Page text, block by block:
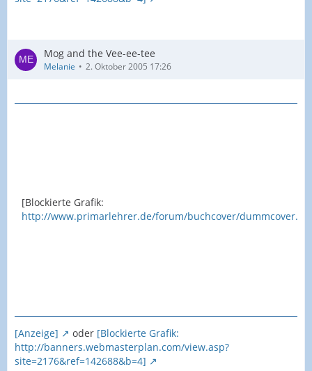
Mog and the Vee-ee-tee
Melanie 2. Oktober 2005 17:26
[Blockierte Grafik:
http://www.primarlehrer.de/forum/buchcover/dummcover.gif
[Anzeige] oder [Blockierte Grafik:
http://banners.webmasterplan.com/view.asp?
site=2176&ref=142688&b=4]